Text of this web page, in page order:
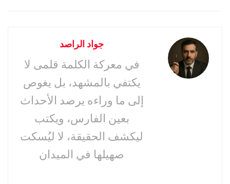
جواد الراصد
في معركة الكلمة قلمى لا
يكتفي بالمشهد، بل يغوص
إلى ما وراءه يرصد الأحداث
بعين الفارس، ويكتب
ليكشف الحقيقة، لا ليُسكت
صهيلها في الميدان